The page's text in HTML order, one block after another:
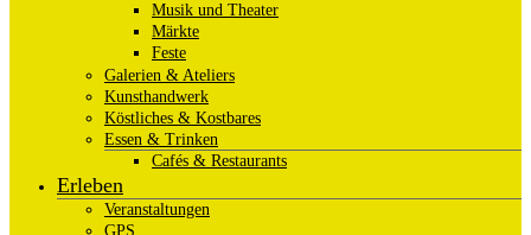
Musik und Theater
Märkte
Feste
Galerien & Ateliers
Kunsthandwerk
Köstliches & Kostbares
Essen & Trinken
Cafés & Restaurants
Erleben
Veranstaltungen
GPS